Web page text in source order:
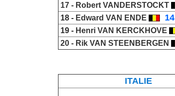
17 - Robert VANDERSTOCKT
18 - Edward VAN ENDE 14
19 - Henri VAN KERCKHOVE
20 - Rik VAN STEENBERGEN
ITALIE